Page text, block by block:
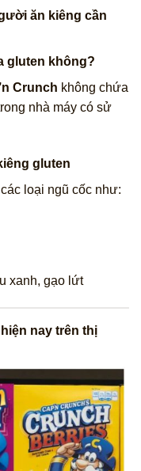
ăn kiêng cần
gluten không?
Crunch không chứa
nhà máy có sử
gluten
loại ngũ cốc như:
xanh, gạo lứt
nay trên thị